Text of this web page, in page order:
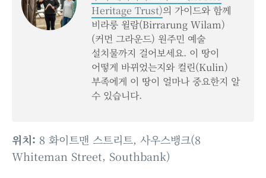
Heritage Trust)의 가이드와 함께
비라룽 윌람(Birrarung Wilam)
(커먼 그라운드) 원주민 예술
설치물까지 걸어보세요. 이 땅이
어떻게 바뀌었는지와 컬린(Kulin)
부족에게 이 땅이 얼마나 중요한지 알
수 있습니다.
위치: 8 화이트맨 스트리트, 사우스뱅크(8
Whiteman Street, Southbank)